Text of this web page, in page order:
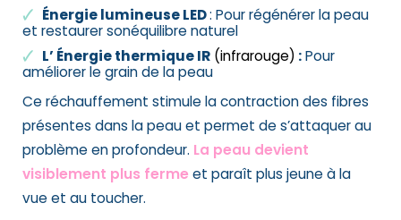
Énergie lumineuse LED: Pour régénérer la peau
et restaurer sonéquilibre naturel
L’ Énergie thermique IR (infrarouge) :Pour
améliorer le grain de la peau
Ce réchauffement stimule la contraction des fibres
présentes dans la peau et permet de s’attaquer au
problème en profondeur. La peau devient
visiblement plus ferme et paraît plus jeune à la
vue et au toucher.